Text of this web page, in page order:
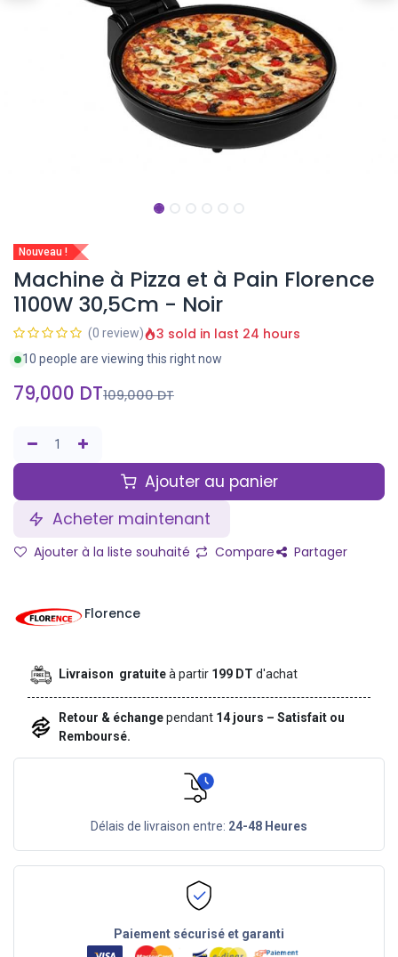
Nouveau !
Machine à Pizza et à Pain Florence
1100W 30,5Cm - Noir
(0 review) 3 sold in last 24 hours
10 people are viewing this right now
79,000 DT109,000DT
Ajouter au panier
Acheter maintenant
Ajouter à la liste souhaité Compare Partager
Florence
Livraison gratuiteà partir 199 DTd'achat
Retour & échangependant 14 jours – Satisfait ou
Remboursé.
Délais de livraison entre: 24-48 Heures
Paiement sécurisé et garanti